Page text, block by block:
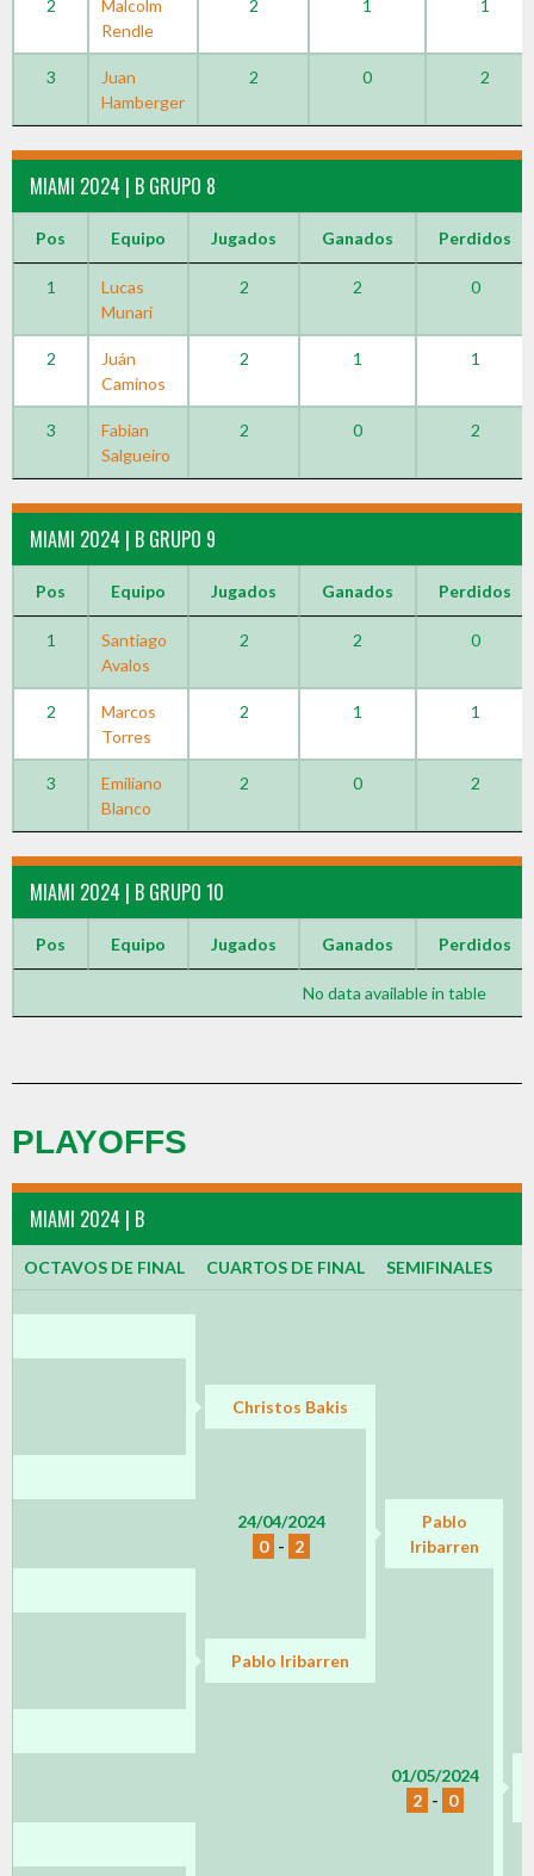
2
Malcolm
Rendle
2 1 1
3
Juan
Hamberger
2 0 2
MIAMI 2024 | B GRUPO 8
Pos Equipo Jugados Ganados Perdidos
1
Lucas
Munari
2 2 0
2
Juán
Caminos
2 1 1
3
Fabian
Salgueiro
2 0 2
MIAMI 2024 | B GRUPO 9
Pos Equipo Jugados Ganados Perdidos
1
Santiago
Avalos
2 2 0
2
Marcos
Torres
2 1 1
3
Emiliano
Blanco
2 0 2
MIAMI 2024 | B GRUPO 10
Pos Equipo Jugados Ganados Perdidos
No data available in table
PLAYOFFS
MIAMI 2024 | B
OCTAVOS DE FINAL CUARTOS DE FINAL SEMIFINALES
Christos Bakis
24/04/2024
0 - 2
Pablo
Iribarren
01/05/2024
2 - 0
Pablo Iribarren